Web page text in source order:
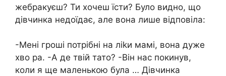
жебракуєш? Ти хочеш їсти? Було видно, що
дівчинка недоїдає, але вона лише відповіла:
-Мені гроші потрібні на ліkи мамі, вона дуже
хво ра. -А де твій тато? -Він нас покинув,
коли я ще маленькою була … Дівчинка